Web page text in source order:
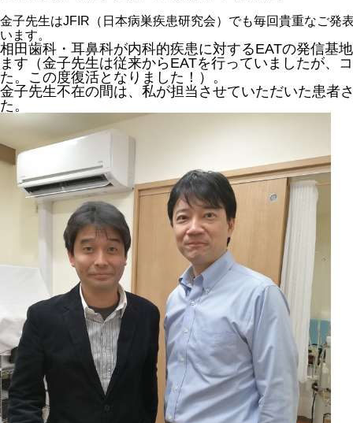
金子先生はJFIR（日本病巣疾患研究会）でも毎回貴重なご発
います。
相田歯科・耳鼻科が内科的疾患に対するEATの発信基
ます（金子先生は従来からEATを行っていましたが、
た。この度復活となりました！）。
金子先生不在の間は、私が担当させていただいた患者
た。